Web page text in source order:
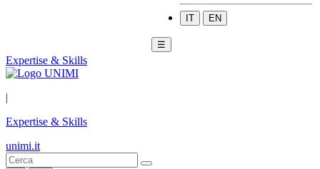
IT EN
☰
Expertise & Skills
|
Expertise & Skills
unimi.it